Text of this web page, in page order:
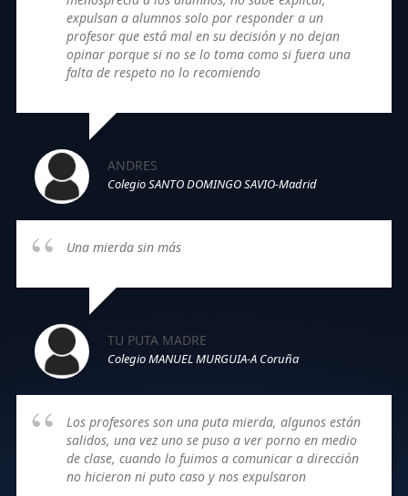
expulsan a alumnos solo por responder a un
profesor que está mal en su decisión y no dejan
opinar porque si no se lo toma como si fuera una
falta de respeto no lo recomiendo
ANDRES
Colegio SANTO DOMINGO SAVIO-Madrid
Una mierda sin más
TU PUTA MADRE
Colegio MANUEL MURGUIA-A Coruña
Los profesores son una puta mierda, algunos están
salidos, una vez uno se puso a ver porno en medio
de clase, cuando lo fuimos a comunicar a dirección
no hicieron ni puto caso y nos expulsaron